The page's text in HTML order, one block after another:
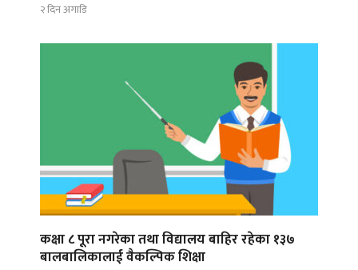
२ दिन अगाडि
कक्षा ८ पूरा नगरेका तथा विद्यालय बाहिर रहेका १३७
बालबालिकालाई वैकल्पिक शिक्षा